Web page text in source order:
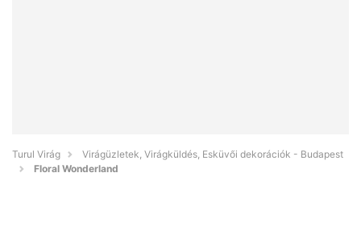
Turul Virág
Virágüzletek, Virágküldés, Esküvői dekorációk - Budapest
Floral Wonderland